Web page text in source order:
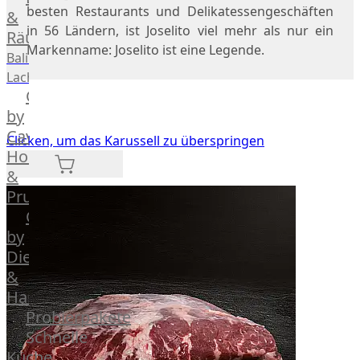
Geflügel
Miéral
Geflügel
Huhn
Hahn
Kapaun
Ente
Perlhuhn
Gans
Kalb
Lamm
Nordsee
Lamm
Französisches
Lamm
Donald
Russell
Rind
Teilstücke
vom
Schwein
Teilstücke
vom
Lamm
Teilstücke
vom
Geflügel
&
Räucherlachs
Balik
Lachs
Caviar
by
Caviar
House
&
Prunier
Caviar
by
Dieckmann
&
Hansen
Probierpakete
Schnelle
besten Restaurants und Delikatessengeschäften
in 56 Ländern, ist Joselito viel mehr als nur ein
Markenname: Joselito ist eine Legende.
Clicken, um das Karussell zu überspringen